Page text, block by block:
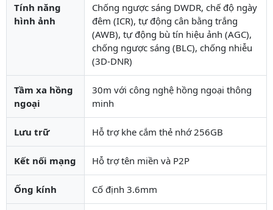
Tính năng
hình ảnh
Chống ngược sáng DWDR, chế độ ngày
đêm (ICR), tự động cân bằng trắng
(AWB), tự động bù tín hiệu ảnh (AGC),
chống ngược sáng (BLC), chống nhiễu
(3D-DNR)
Tầm xa hồng
ngoại
30m với công nghệ hồng ngoại thông
minh
Lưu trữ Hỗ trợ khe cắm thẻ nhớ 256GB
Kết nối mạng Hỗ trợ tên miền và P2P
Ống kính Cố định 3.6mm